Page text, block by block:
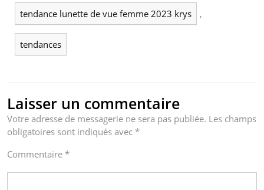
tendance lunette de vue femme 2023 krys ,
tendances
Laisser un commentaire
Votre adresse de messagerie ne sera pas publiée. Les champs
obligatoires sont indiqués avec *
Commentaire *